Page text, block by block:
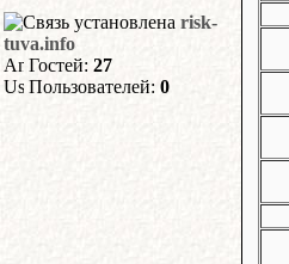
risk-
tuva.info
Гостей: 27
Пользователей: 0